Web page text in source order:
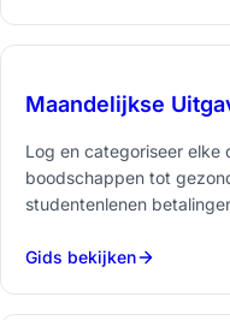
Maandelijkse
Log en categoriseer elke
boodschappen tot
studentenlenen
Gids bekijken